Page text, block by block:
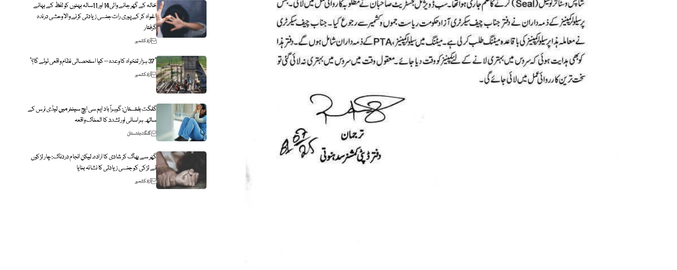
خالہ کے گھر جانے والی14 اور 11سالہ بہنوں کو لفظ کے بہانے
اغواہ کر کے پوری رات جنسی زیادتی کرنے والا وحشی درندہ
گرفتار
آزاد کشمیر
“37 ہزار تنخواہ کا وعدہ – کیا استحصالی نظام واقعی ٹوٹے گا؟”
آزاد کشمیر
گلگت بلتستان: گوہرآباد ایم سی ایچ سینٹر میں لیڈی نرس کے
ساتھ ہراسانی اور تشدد کا المناک واقعہ
گلگت بلتستان
گھر سے بھاگ کر شادی کا ارادہ، لیکن انجام دردناک: چار لڑکوں
نے لڑکی کو جنسی زیادتی کا نشانہ بنایا
آزاد کشمیر